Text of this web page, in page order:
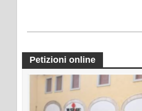
Petizioni online